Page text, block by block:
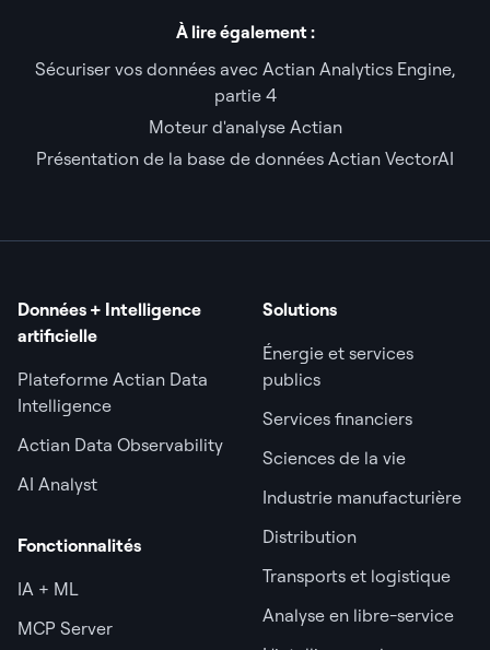
À lire également :
Sécuriser vos données avec Actian Analytics Engine,
partie 4
Moteur d'analyse Actian
Présentation de la base de données Actian VectorAI
Données + Intelligence
artificielle
Plateforme Actian Data
Intelligence
Actian Data Observability
AI Analyst
Fonctionnalités
IA + ML
MCP Server
Solutions
Énergie et services
publics
Services financiers
Sciences de la vie
Industrie manufacturière
Distribution
Transports et logistique
Analyse en libre-service